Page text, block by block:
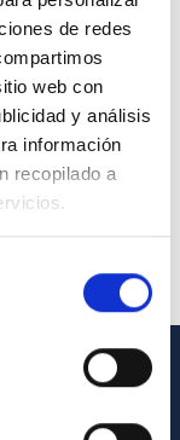
de redes
web con
y análisis
información
recopilado a